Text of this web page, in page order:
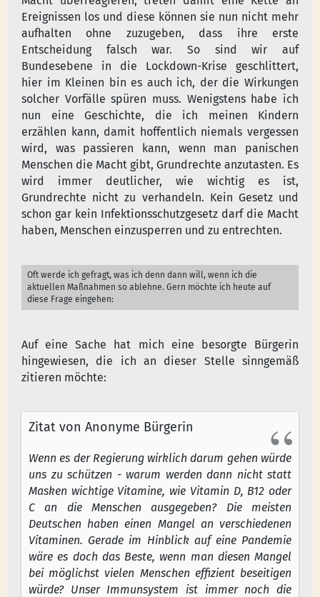
Ereignissen los und diese können sie nun nicht mehr
aufhalten ohne zuzugeben, dass ihre erste
Entscheidung falsch war. So sind wir auf
Bundesebene in die Lockdown-Krise geschlittert,
hier im Kleinen bin es auch ich, der die Wirkungen
solcher Vorfälle spüren muss. Wenigstens habe ich
nun eine Geschichte, die ich meinen Kindern
erzählen kann, damit hoffentlich niemals vergessen
wird, was passieren kann, wenn man panischen
Menschen die Macht gibt, Grundrechte anzutasten. Es
wird immer deutlicher, wie wichtig es ist,
Grundrechte nicht zu verhandeln. Kein Gesetz und
schon gar kein Infektionsschutzgesetz darf die Macht
haben, Menschen einzusperren und zu entrechten.
Oft werde ich gefragt, was ich denn dann will, wenn ich die
aktuellen Maßnahmen so ablehne. Gern möchte ich heute auf
diese Frage eingehen:
Auf eine Sache hat mich eine besorgte Bürgerin
hingewiesen, die ich an dieser Stelle sinngemäß
zitieren möchte:
Zitat von Anonyme Bürgerin
Wenn es der Regierung wirklich darum gehen würde
uns zu schützen - warum werden dann nicht statt
Masken wichtige Vitamine, wie Vitamin D, B12 oder
C an die Menschen ausgegeben? Die meisten
Deutschen haben einen Mangel an verschiedenen
Vitaminen. Gerade im Hinblick auf eine Pandemie
wäre es doch das Beste, wenn man diesen Mangel
bei möglichst vielen Menschen effizient beseitigen
würde? Unser Immunsystem ist immer noch die